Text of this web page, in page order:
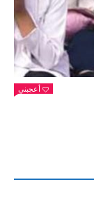
أعجبني